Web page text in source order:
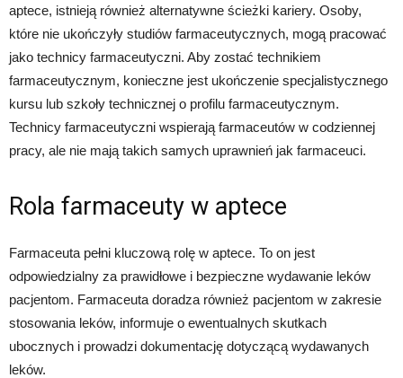
aptece, istnieją również alternatywne ścieżki kariery. Osoby,
które nie ukończyły studiów farmaceutycznych, mogą pracować
jako technicy farmaceutyczni. Aby zostać technikiem
farmaceutycznym, konieczne jest ukończenie specjalistycznego
kursu lub szkoły technicznej o profilu farmaceutycznym.
Technicy farmaceutyczni wspierają farmaceutów w codziennej
pracy, ale nie mają takich samych uprawnień jak farmaceuci.
Rola farmaceuty w aptece
Farmaceuta pełni kluczową rolę w aptece. To on jest
odpowiedzialny za prawidłowe i bezpieczne wydawanie leków
pacjentom. Farmaceuta doradza również pacjentom w zakresie
stosowania leków, informuje o ewentualnych skutkach
ubocznych i prowadzi dokumentację dotyczącą wydawanych
leków.